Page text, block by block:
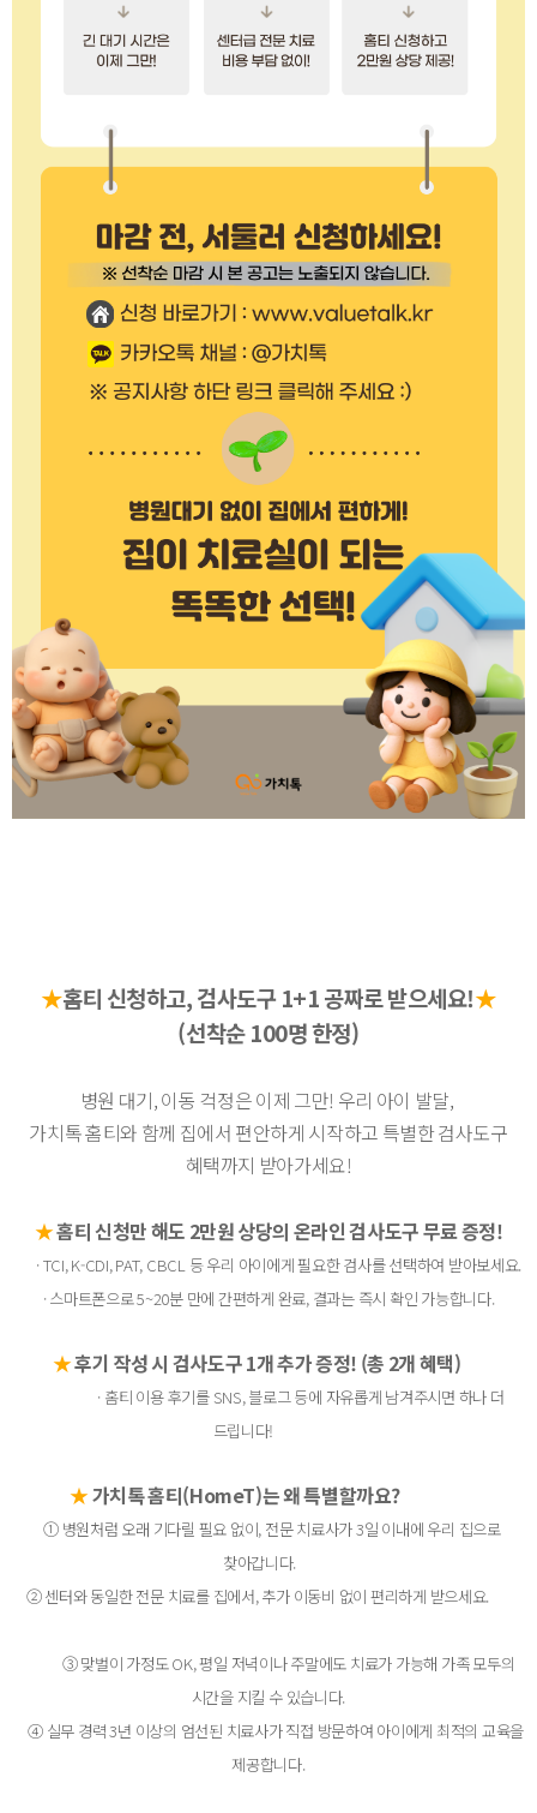
★홈티 신청하고,검사도구 1+1 공짜로 받으세요!★
(선착순 100명 한정)
병원 대기, 이동 걱정은 이제 그만! 우리 아이 발달,
가치톡 홈티와 함께 집에서 편안하게 시작하고 특별한 검사도구
혜택까지 받아가세요!
★홈티 신청만 해도 2만원 상당의 온라인 검사도구 무료 증정!
· TCI, K-CDI, PAT, CBCL 등 우리 아이에게 필요한 검사를 선택하여 받아보세요.
·스마트폰으로 5~20분 만에 간편하게 완료, 결과는 즉시 확인 가능합니다.
★후기 작성 시 검사도구 1개 추가 증정! (총 2개 혜택)
· 홈티 이용 후기를 SNS, 블로그 등에 자유롭게 남겨주시면 하나 더
드립니다!
★가치톡 홈티(HomeT)는 왜 특별할까요?
① 병원처럼 오래 기다릴 필요 없이, 전문 치료사가 3일 이내에 우리 집으로
찾아갑니다.
② 센터와 동일한 전문 치료를 집에서, 추가 이동비 없이 편리하게 받으세요.
③ 맞벌이 가정도 OK,평일 저녁이나 주말에도 치료가 가능해 가족 모두의
시간을 지킬 수 있습니다.
④ 실무 경력 3년 이상의 엄선된 치료사가 직접 방문하여 아이에게 최적의 교육을
제공합니다.